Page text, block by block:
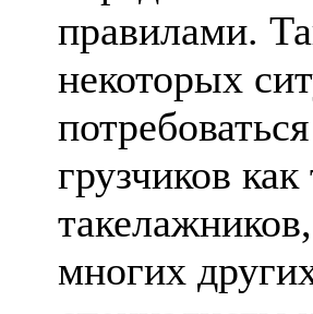
правилами.
некоторых
грузчиков
многих